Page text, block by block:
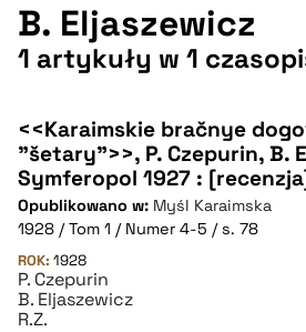
B. Eljaszewicz
1 artykuły w 1
<<Karaimskie bračnye
"šetary">>, P. Czepurin, B.
Symferopol 1927 :
Opublikowano w: Myśl Karaimska
1928 / Tom 1 / Numer 4-5 / s. 78
ROK: 1928
P. Czepurin
B. Eljaszewicz
R.Z.